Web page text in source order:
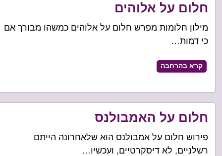
חלום על אלוהים
מילון חלומות מפרש חלום על אלוהים כמשהו מבורך אם
כי דמות…
קרא בהרחבה
חלום על האמבולנס
פירוש חלום על אמבולנס הוא שלאחרונה הייתם
רשלניים, לא דיסקרטיים, ועכשיו…